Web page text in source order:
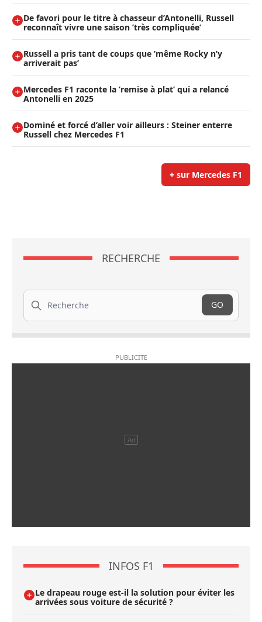
De favori pour le titre à chasseur d’Antonelli, Russell
reconnaît vivre une saison ’très compliquée’
Russell a pris tant de coups que ’même Rocky n’y
arriverait pas’
Mercedes F1 raconte la ’remise à plat’ qui a relancé
Antonelli en 2025
Dominé et forcé d’aller voir ailleurs : Steiner enterre
Russell chez Mercedes F1
+ sur Mercedes F1
RECHERCHE
Recherche
GO
INFOS F1
Le drapeau rouge est-il la solution pour éviter les
arrivées sous voiture de sécurité ?